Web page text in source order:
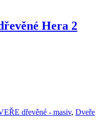
Hera 2
dřevěné - masiv, Dveře